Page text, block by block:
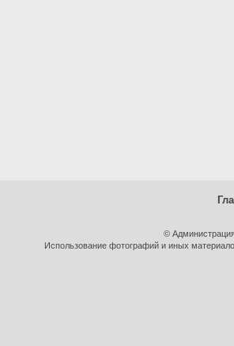
©
Использование фотографий и иных